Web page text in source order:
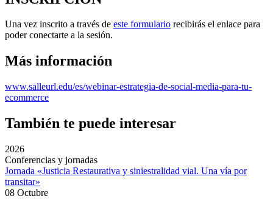
Una vez inscrito a través de este formulario recibirás el enlace para
poder conectarte a la sesión.
Más información
www.salleurl.edu/es/webinar-estrategia-de-social-media-para-tu-
ecommerce
También te puede interesar
2026
Conferencias y jornadas
Jornada «Justicia Restaurativa y siniestralidad vial. Una vía por
transitar»
08 Octubre